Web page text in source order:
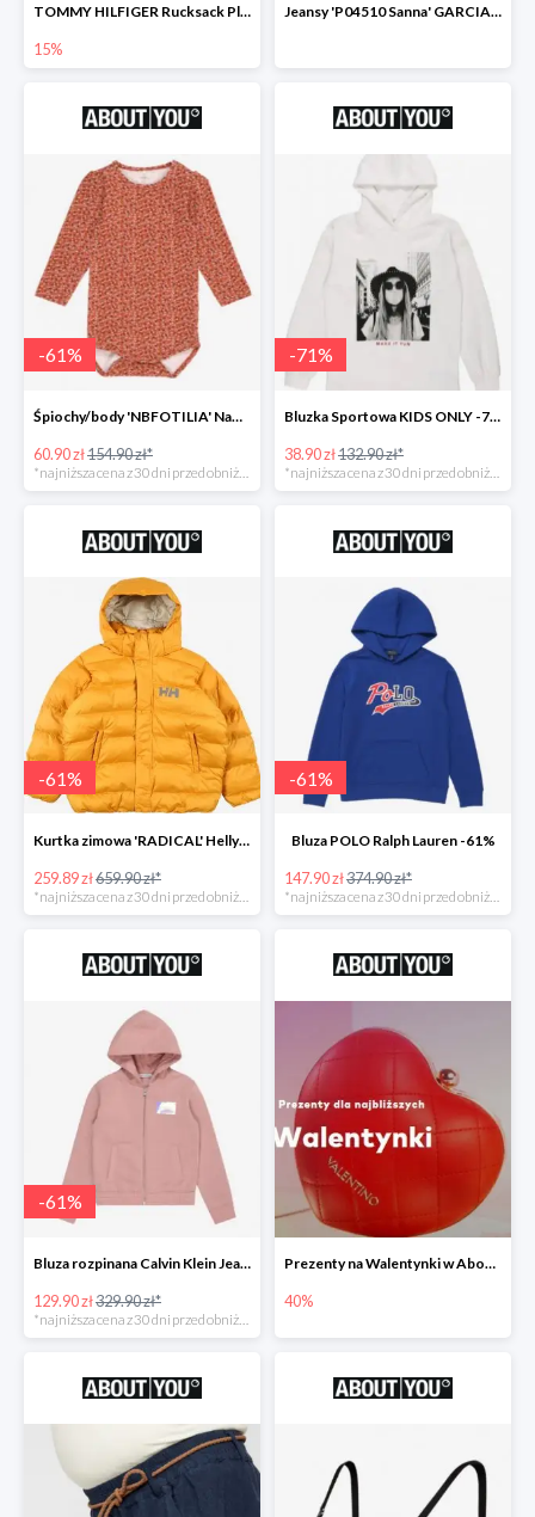
TOMMY HILFIGER Rucksack Plecak -15%
15%
Jeansy 'P04510 Sanna' GARCIA -69%
-61%
Śpiochy/body 'NBFOTILIA' Name It -62%
60.90 zł154.90 zł*
*najniższa cena z 30 dni przed obniżką
-71%
Bluzka Sportowa KIDS ONLY -71%
38.90 zł132.90 zł*
*najniższa cena z 30 dni przed obniżką
-61%
Kurtka zimowa 'RADICAL' Helly Hansen -61%
259.89 zł659.90 zł*
-61%
Bluza POLO Ralph Lauren -61%
147.90 zł374.90 zł*
-61%
Bluza rozpinana Calvin Klein Jeans -61%
129.90 zł329.90 zł*
Prezenty na Walentynki w About You do -40%
40%